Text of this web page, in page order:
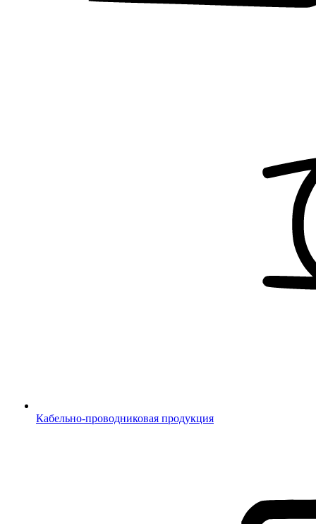
Кабельно-проводниковая продукция